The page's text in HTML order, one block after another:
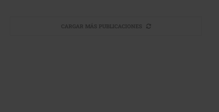
CARGAR MÁS PUBLICACIONES